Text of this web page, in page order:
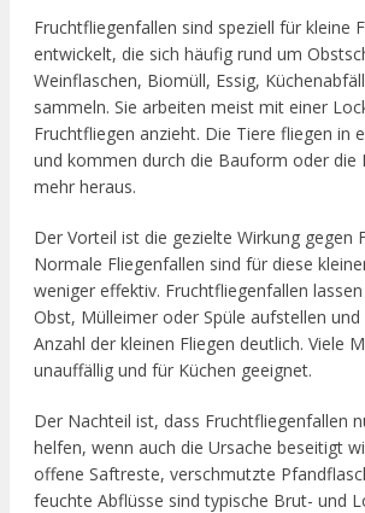
Fruchtfliegenfallen sind speziell für kleine
entwickelt, die sich häufig rund um
Weinflaschen, Biomüll, Essig,
sammeln. Sie arbeiten meist mit einer
Fruchtfliegen anzieht. Die Tiere fliegen in
und kommen durch die Bauform oder die
mehr heraus.
Der Vorteil ist die gezielte Wirkung gegen
Normale Fliegenfallen sind für diese
weniger effektiv. Fruchtfliegenfallen
Obst, Mülleimer oder Spüle aufstellen und
Anzahl der kleinen Fliegen deutlich. Viele
unauffällig und für Küchen geeignet.
Der Nachteil ist, dass Fruchtfliegenfallen
helfen, wenn auch die Ursache beseitigt
offene Saftreste, verschmutzte
feuchte Abflüsse sind typische Brut- und